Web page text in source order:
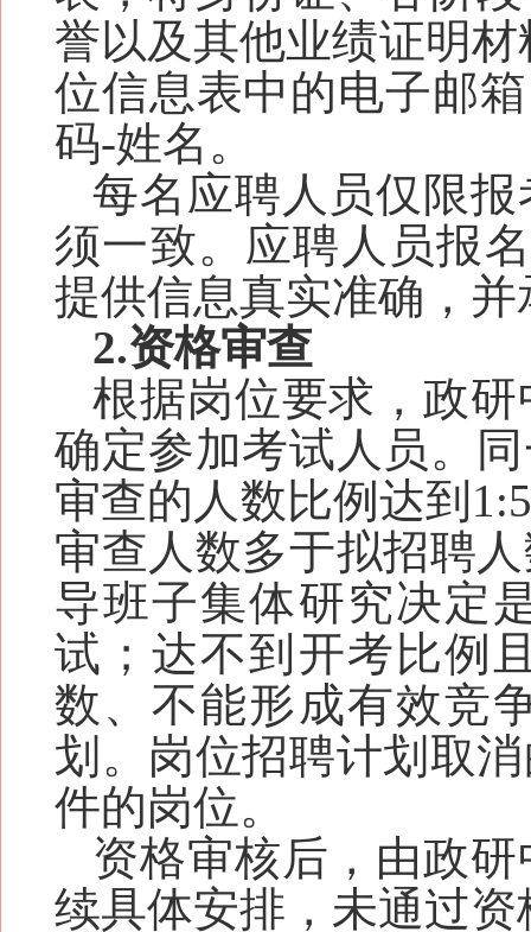
誉以及其他业绩证明
位信息表中的电子邮
码-姓名。
每名应聘人员仅限
须一致。应聘人员报
提供信息真实准确，
2.资格审查
根据岗位要求，政
确定参加考试人员。
审查的人数比例达到
审查人数多于拟招聘
导班子集体研究决定
试；达不到开考比例
数、不能形成有效竞
划。岗位招聘计划取
件的岗位。
资格审核后，由政
续具体安排，未通过